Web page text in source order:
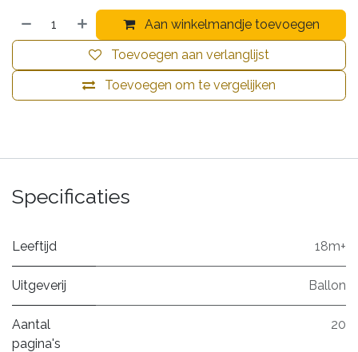
Aan winkelmandje toevoegen
Toevoegen om te vergelijken
Toevoegen aan verlanglijst
Specificaties
Leeftijd 18m+
Uitgeverij Ballon
Aantal
pagina's
20